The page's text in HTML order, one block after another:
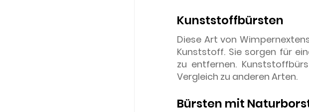
Kunststoffbürsten
Diese Art von
Kunststoff. Sie sorgen für
zu entfernen.
Vergleich zu anderen Arten.
Bürsten mit